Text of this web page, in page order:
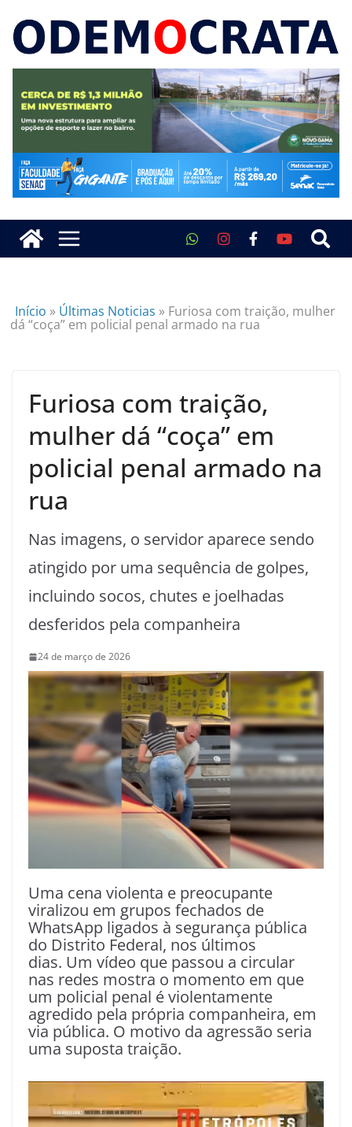
Início » Últimas Noticias » Furiosa com traição, mulher
dá “coça” em policial penal armado na rua
Furiosa com traição,
mulher dá “coça” em
policial penal armado na
rua
Nas imagens, o servidor aparece sendo
atingido por uma sequência de golpes,
incluindo socos, chutes e joelhadas
desferidos pela companheira
24 de março de 2026
Uma cena violenta e preocupante
viralizou em grupos fechados de
WhatsApp ligados à segurança pública
do Distrito Federal, nos últimos
dias. Um vídeo que passou a circular
nas redes mostra o momento em que
um policial penal é violentamente
agredido pela própria companheira, em
via pública. O motivo da agressão seria
uma suposta traição.